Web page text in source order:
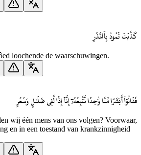
كَذَّبَتْ ثَمُودُ بِٱلنُّذُرِ
loochende de waarschuwingen.
فَقَالُوٓا۟ أَبَشَرًا مِّنَّا وَٰحِدًا نَّتَّبِعُهُۥٓ إِنَّآ إِذًا لَّفِى ضَلَـٰلٍ وَسُعُرٍ
wij één mens van ons volgen? Voorwaar,
en in een toestand van krankzinnigheid